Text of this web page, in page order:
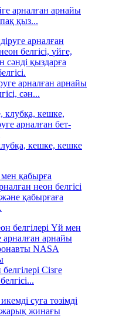
арналған арнайы
қыз...
арналған арнайы
сән...
кешке, кешке
қабырғаға
Сізге